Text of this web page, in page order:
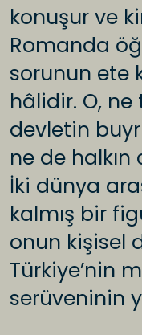
konuşur ve
Romanda
sorunun ete
hâlidir. O,
devletin
ne de
İki dünya
kalmış bir
onun kişisel
Türkiye’nin
serüveninin